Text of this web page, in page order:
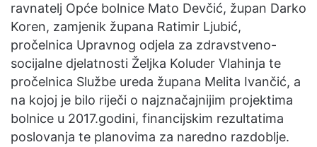
l
ravnatelj Opće bolnice Mato Devčić, župan Darko
Koren, zamjenik župana Ratimir Ljubić,
pročelnica Upravnog odjela za zdravstveno-
socijalne djelatnosti Željka Koluder Vlahinja te
pročelnica Službe ureda župana Melita Ivančić, a
na kojoj je bilo riječi o najznačajnijim projektima
bolnice u 2017.godini, financijskim rezultatima
poslovanja te planovima za naredno razdoblje.